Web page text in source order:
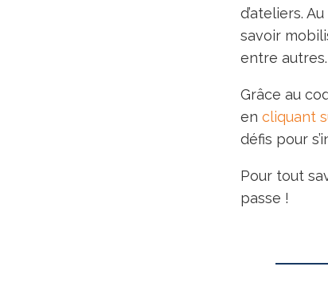
d’ateliers.
savoir
entre autres.
Grâce au
en cliquant
défis pour
Pour tout
passe !